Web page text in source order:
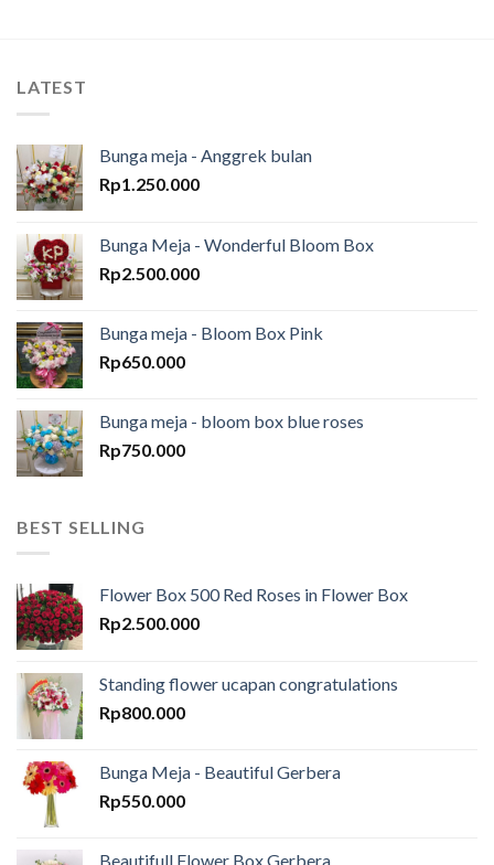
LATEST
Bunga meja - Anggrek bulan
Rp1.250.000
Bunga Meja - Wonderful Bloom Box
Rp2.500.000
Bunga meja - Bloom Box Pink
Rp650.000
Bunga meja - bloom box blue roses
Rp750.000
BEST SELLING
Flower Box 500 Red Roses in Flower Box
Rp2.500.000
Standing flower ucapan congratulations
Rp800.000
Bunga Meja - Beautiful Gerbera
Rp550.000
Beautifull Flower Box Gerbera